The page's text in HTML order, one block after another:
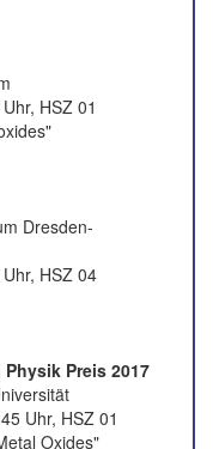
HSZ 01
Dresden-
HSZ 04
Preis 2017
Uhr, HSZ 01
Oxides"